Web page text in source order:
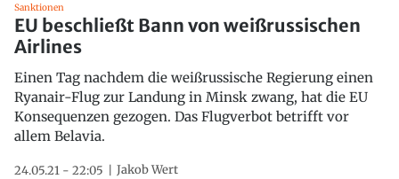
Sanktionen
EU beschließt Bann von weißrussischen
Airlines
Einen Tag nachdem die weißrussische Regierung einen
Ryanair-Flug zur Landung in Minsk zwang, hat die EU
Konsequenzen gezogen. Das Flugverbot betrifft vor
allem Belavia.
24.05.21 - 22:05 Jakob Wert